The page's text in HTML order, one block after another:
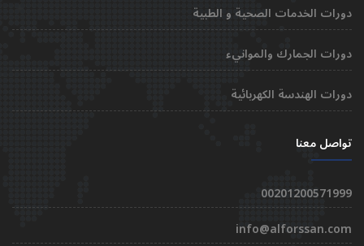
دورات الخدمات الصحية و الطبية
دورات الجمارك والموانيء
دورات الهندسة الكهربائية
تواصل معنا
00201200571999
info@alforssan.com